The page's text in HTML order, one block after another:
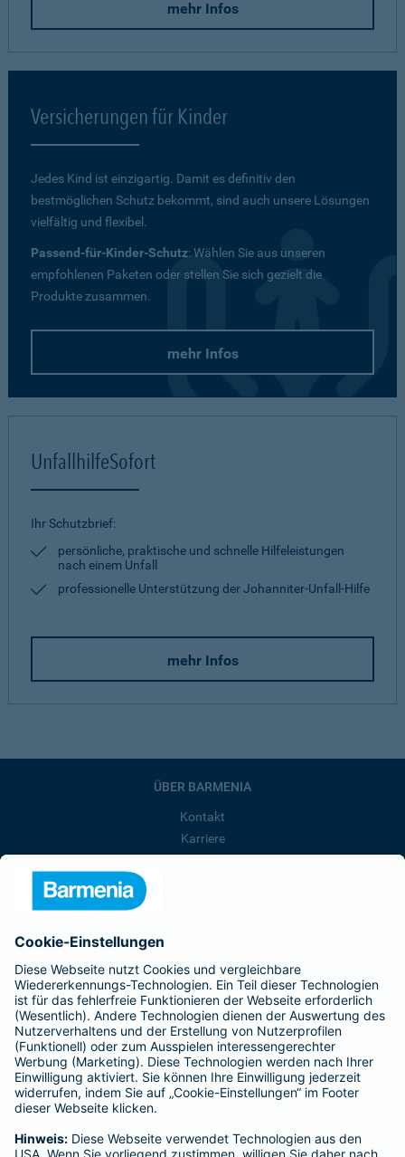
mehr Infos
Versicherungen für Kinder
Jedes Kind ist einzigartig. Damit es definitiv den
bestmöglichen Schutz bekommt, sind auch unsere Lösungen
vielfältig und flexibel.
Passend-für-Kinder-Schutz: Wählen Sie aus unseren
empfohlenen Paketen oder stellen Sie sich gezielt die
Produkte zusammen.
mehr Infos
UnfallhilfeSofort
Ihr Schutzbrief:
persönliche, praktische und schnelle Hilfeleistungen
nach einem Unfall
professionelle Unterstützung der Johanniter-Unfall-Hilfe
mehr Infos
ÜBER BARMENIA
Kontakt
Karriere
Barmenia ist Teil der BarmeniaGothaer
BELIEBTE SEITEN
Kranken-Zusatzversicherung
Tierversicherungen
Haftpflichtversicherung
Hausratversicherung
Adresse ändern